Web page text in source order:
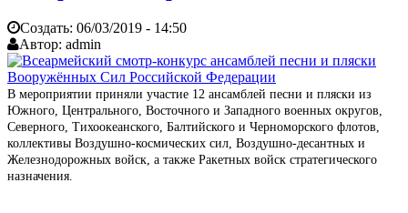
Создать: 06/03/2019 - 14:50
Автор: admin
В мероприятии приняли участие 12 ансамблей песни и пляски из
Южного, Центрального, Восточного и Западного военных округов,
Северного, Тихоокеанского, Балтийского и Черноморского флотов,
коллективы Воздушно-космических сил, Воздушно-десантных и
Железнодорожных войск, а также Ракетных войск стратегического
назначения.